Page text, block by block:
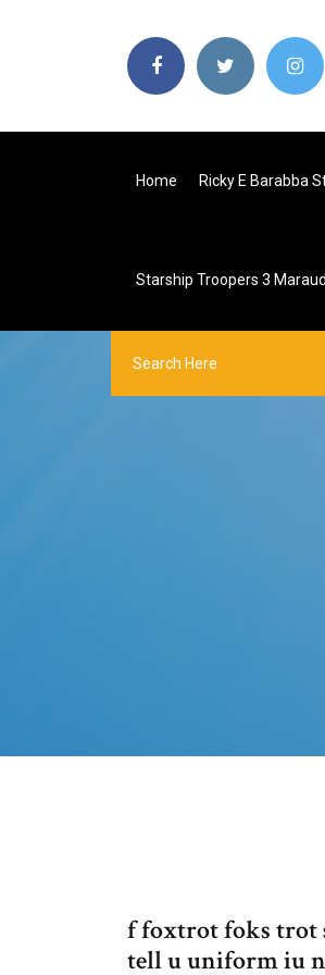
Home Ricky E Barabba
Starship Troopers 3
f foxtrot foks trot
tell u uniform iu